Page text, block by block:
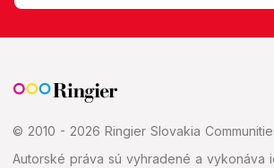
© 2010 - 2026 Ringier Slovakia
Autorské práva sú vyhradené a vykonáva